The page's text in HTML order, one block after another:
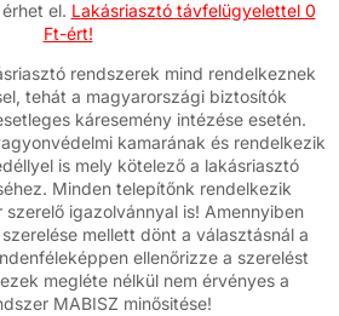
el. Lakásriasztó távfelügyelettel 0
Ft-ért!
rendszerek mind rendelkeznek
tehát a magyarországi biztosítók
káresemény intézése esetén.
kamarának és rendelkezik
is mely kötelező a lakásriasztó
Minden telepítőnk rendelkezik
igazolvánnyal is! Amennyiben
mellett dönt a választásnál a
ellenőrizze a szerelést
megléte nélkül nem érvényes a
MABISZ minősitése!